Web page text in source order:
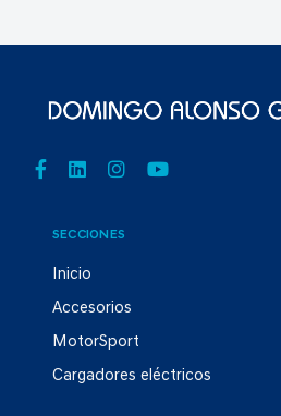
SECCIONES
Inicio
Accesorios
MotorSport
Cargadores eléctricos